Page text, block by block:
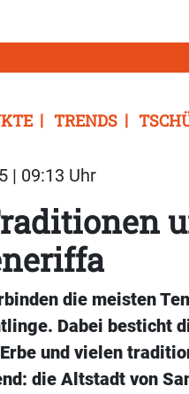
TRENDS
| 09:13 Uhr
die meisten
Dabei besticht
und vielen
die Altstadt von